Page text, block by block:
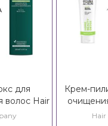
для
волос Hair
Action
Крем-
Hair